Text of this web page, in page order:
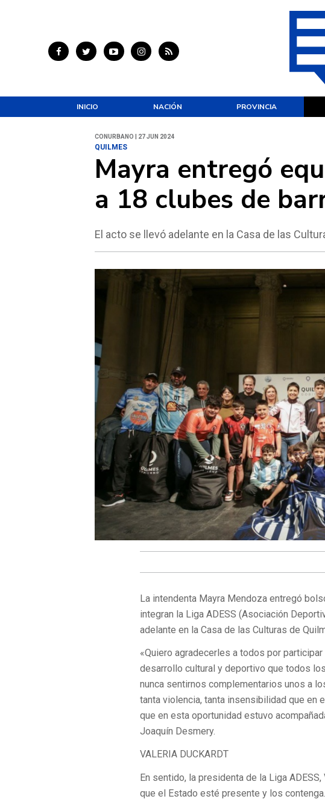
INICIO NACIÓN PROVINCIA
CONURBANO | 27 JUN 2024
QUILMES
Mayra entregó
a 18 clubes de
El acto se llevó adelante en la Casa de las
La intendenta Mayra Mendoza entregó
integran la Liga ADESS (Asociación
adelante en la Casa de las Culturas de
«Quiero agradecerles a todos por
desarrollo cultural y deportivo que todos
nunca sentirnos complementarios unos a
tanta violencia, tanta insensibilidad que en
que en esta oportunidad estuvo
Joaquín Desmery.
VALERIA DUCKARDT
En sentido, la presidenta de la Liga
que el Estado esté presente y los